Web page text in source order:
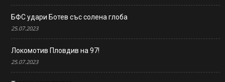
БФС удари Ботев със солена глоба
25.07.2023
Локомотив Пловдив на 97!
25.07.2023